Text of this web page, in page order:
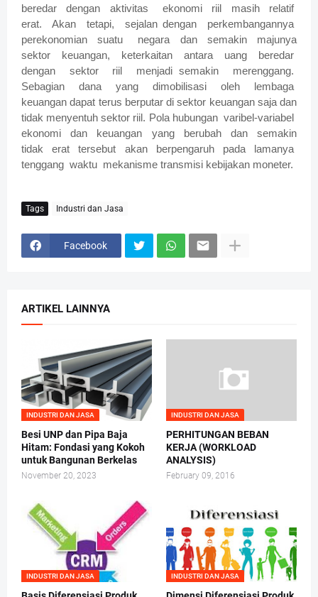
beredar dengan aktivitas ekonomi riil masih relatif
erat. Akan tetapi, sejalan dengan perkembangannya
perekonomian suatu negara dan semakin majunya
sektor keuangan, keterkaitan antara uang beredar
dengan sektor riil menjadi semakin merenggang.
Sebagian dana yang dimobilisasi oleh lembaga
keuangan dapat terus berputar di sektor keuangan saja dan
tidak menyentuh sektor riil. Pola hubungan varibel-variabel
ekonomi dan keuangan yang berubah dan semakin
tidak erat tersebut akan berpengaruh pada lamanya
tenggang waktu mekanisme transmisi kebijakan moneter.
Tags Industri dan Jasa
Facebook
ARTIKEL LAINNYA
INDUSTRI DAN JASA
Besi UNP dan Pipa Baja
Hitam: Fondasi yang Kokoh
untuk Bangunan Berkelas
November 20, 2023
INDUSTRI DAN JASA
PERHITUNGAN BEBAN
KERJA (WORKLOAD
ANALYSIS)
February 09, 2016
INDUSTRI DAN JASA INDUSTRI DAN JASA